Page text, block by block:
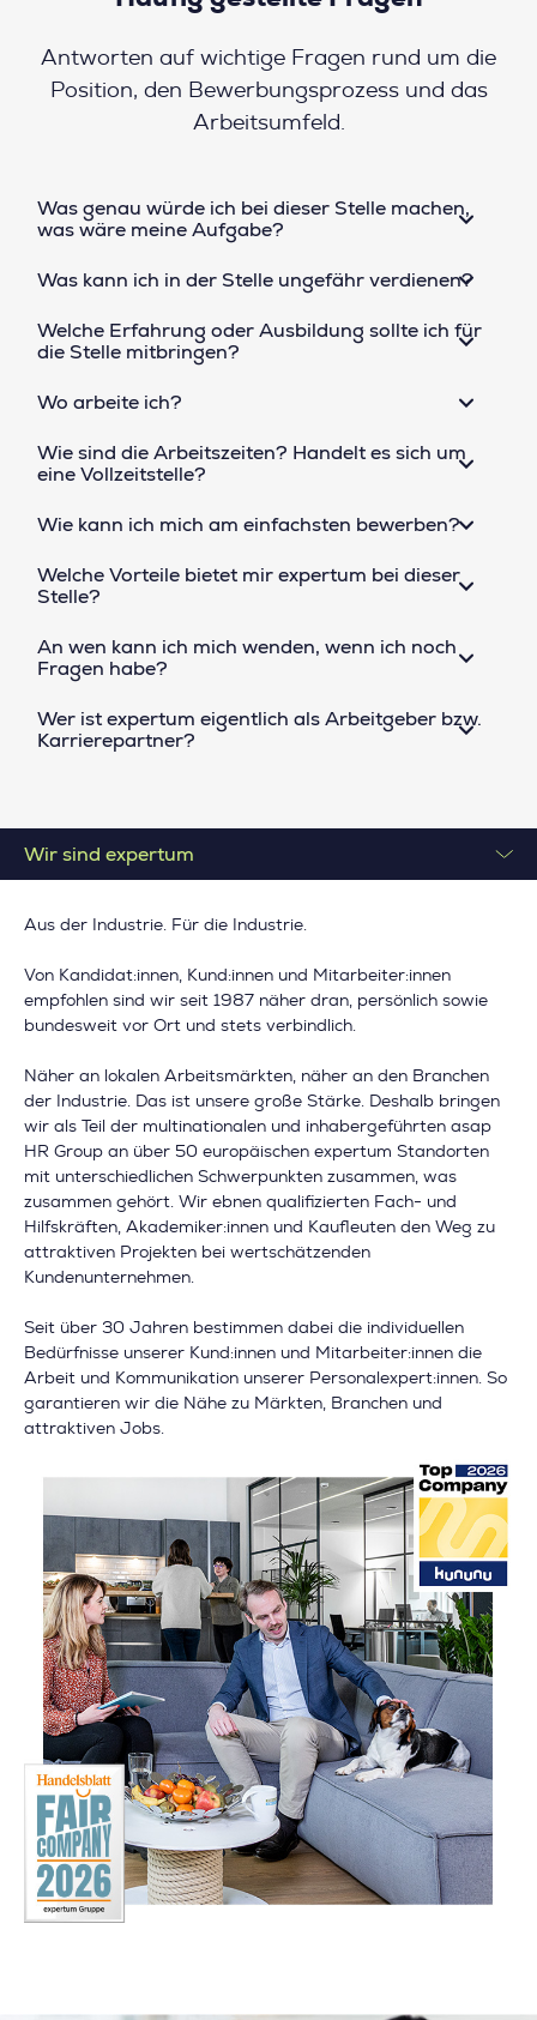
Antworten auf wichtige Fragen rund um die
Position, den Bewerbungsprozess und das
Arbeitsumfeld.
Was genau würde ich bei dieser Stelle machen,
was wäre meine Aufgabe?
Was kann ich in der Stelle ungefähr verdienen?
Welche Erfahrung oder Ausbildung sollte ich für
die Stelle mitbringen?
Wo arbeite ich?
Wie sind die Arbeitszeiten? Handelt es sich um
eine Vollzeitstelle?
Wie kann ich mich am einfachsten bewerben?
Welche Vorteile bietet mir expertum bei dieser
Stelle?
An wen kann ich mich wenden, wenn ich noch
Fragen habe?
Wer ist expertum eigentlich als Arbeitgeber bzw.
Karrierepartner?
Wir sind expertum
Aus der Industrie. Für die Industrie.
Von Kandidat:innen, Kund:innen und Mitarbeiter:innen
empfohlen sind wir seit 1987 näher dran, persönlich sowie
bundesweit vor Ort und stets verbindlich.
Näher an lokalen Arbeitsmärkten, näher an den Branchen
der Industrie. Das ist unsere große Stärke. Deshalb bringen
wir als Teil der multinationalen und inhabergeführten asap
HR Group an über 50 europäischen expertum Standorten
mit unterschiedlichen Schwerpunkten zusammen, was
zusammen gehört. Wir ebnen qualifizierten Fach- und
Hilfskräften, Akademiker:innen und Kaufleuten den Weg zu
attraktiven Projekten bei wertschätzenden
Kundenunternehmen.
Seit über 30 Jahren bestimmen dabei die individuellen
Bedürfnisse unserer Kund:innen und Mitarbeiter:innen die
Arbeit und Kommunikation unserer Personalexpert:innen. So
garantieren wir die Nähe zu Märkten, Branchen und
attraktiven Jobs.